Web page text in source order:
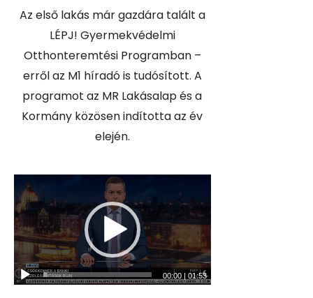
Az első lakás már gazdára talált a
LÉPJ! Gyermekvédelmi
Otthonteremtési Programban –
erről az M1 híradó is tudósított. A
programot az MR Lakásalap és a
Kormány közösen indította az év
elején.
00:00| 01:53